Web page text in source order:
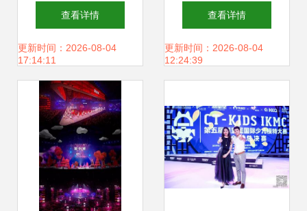
2019.08.14郑州毛
戈平形象设计第六
届化妆造型全科班
毕业发布会精彩绽
放
查看详情
更新时间：2026-08-04
17:14:11
造型的前沿探索与
商业应用
查看详情
更新时间：2026-08-04
12:24:39